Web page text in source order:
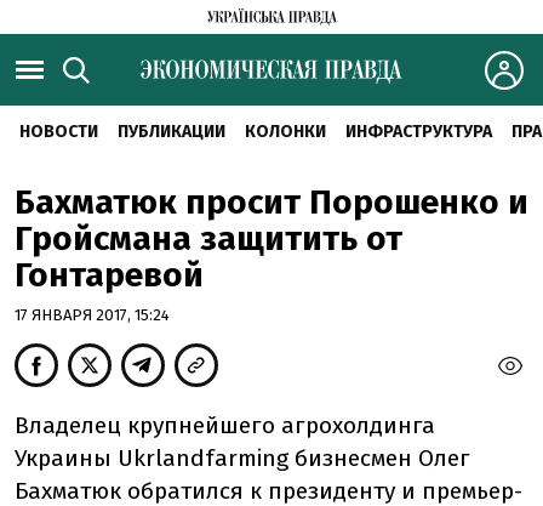
НОВОСТИ ПУБЛИКАЦИИ КОЛОНКИ ИНФРАСТРУКТУРА
Бахматюк просит Порошенко и
Гройсмана защитить от
Гонтаревой
17 ЯНВАРЯ 2017, 15:24
Владелец крупнейшего агрохолдинга
Украины Ukrlandfarming бизнесмен Олег
Бахматюк обратился к президенту и премьер-